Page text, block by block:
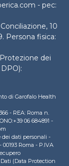
- pec:
10
Persona fisica:
dei
di Garofalo Health
- REA: Roma n.
06 684891 -
dei dati personali -
Roma - P.IVA
(Data Protection